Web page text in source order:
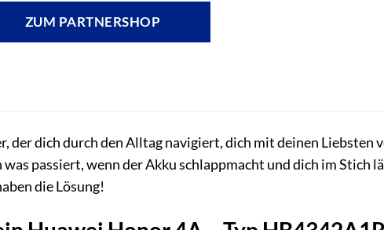
ZUM PARTNERSHOP
der dich durch den Alltag navigiert, dich mit deinen Liebsten
passiert, wenn der Akku schlappmacht und dich im Stich
die Lösung!